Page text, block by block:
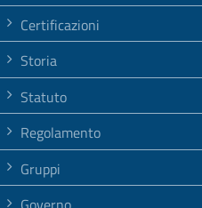
Certificazioni
Storia
Statuto
Regolamento
Gruppi